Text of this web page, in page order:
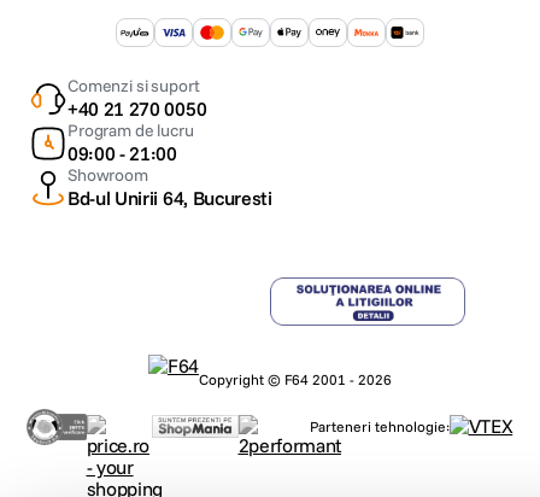
Comenzi si suport
+40 21 270 0050
Program de lucru
09:00 - 21:00
Showroom
Bd-ul Unirii 64, Bucuresti
Copyright © F64 2001 - 2026
Parteneri tehnologie: